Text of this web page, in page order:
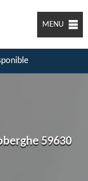
MENU
59630